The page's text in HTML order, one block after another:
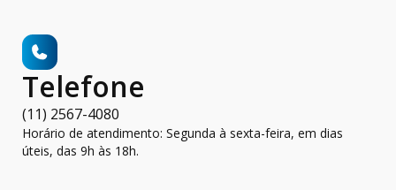
Telefone
(11) 2567-4080
Horário de atendimento: Segunda à sexta-feira, em dias
úteis, das 9h às 18h.